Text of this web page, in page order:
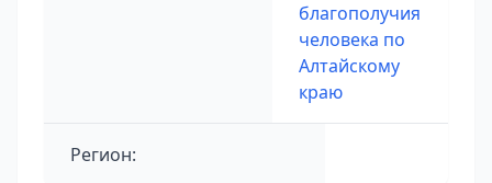
благополучия
человека по
Алтайскому
краю
Регион: